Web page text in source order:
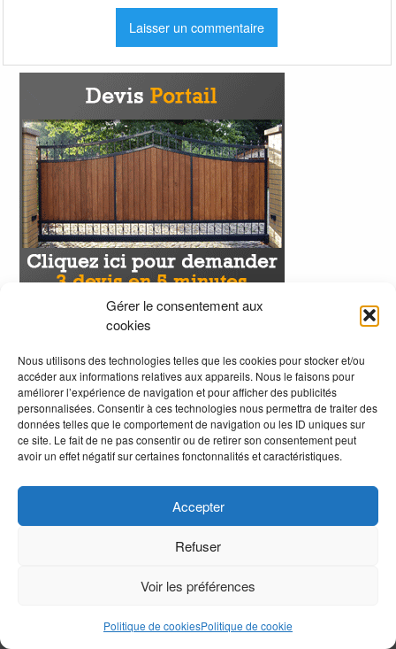
Gérer le consentement aux
cookies
Nous utilisons des technologies telles que les cookies pour stocker et/ou
accéder aux informations relatives aux appareils. Nous le faisons pour
améliorer l’expérience de navigation et pour afficher des publicités
personnalisées. Consentir à ces technologies nous permettra de traiter des
données telles que le comportement de navigation ou les ID uniques sur
ce site. Le fait de ne pas consentir ou de retirer son consentement peut
avoir un effet négatif sur certaines fonctonnalités et caractéristiques.
Accepter
Refuser
Voir les préférences
Politique de cookiesPolitique de cookie